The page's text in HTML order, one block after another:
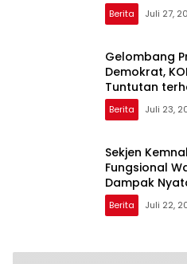
Berita Juli 27,
Gelombang
Demokrat,
Tuntutan
Berita Juli 23,
Sekjen
Fungsional
Dampak
Berita Juli 22,